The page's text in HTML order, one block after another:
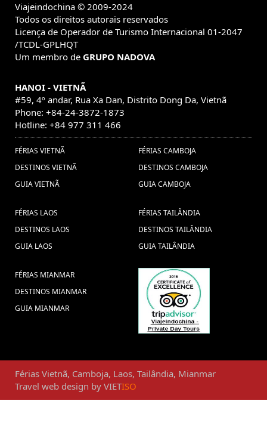
Viajeindochina © 2009-2024
Todos os direitos autorais reservados
Licença de Operador de Turismo Internacional 01-2047
/TCDL-GPLHQT
Um membro de GRUPO NADOVA
HANOI - VIETNÃ
#59, 4º andar, Rua Xa Dan, Distrito Dong Da, Vietnã
Phone: +84-24-3872-1873
Hotline: +84 977 311 466
FÉRIAS VIETNÃ
DESTINOS VIETNÃ
GUIA VIETNÃ
FÉRIAS CAMBOJA
DESTINOS CAMBOJA
GUIA CAMBOJA
FÉRIAS LAOS
DESTINOS LAOS
GUIA LAOS
FÉRIAS TAILÂNDIA
DESTINOS TAILÂNDIA
GUIA TAILÂNDIA
FÉRIAS MIANMAR
DESTINOS MIANMAR
GUIA MIANMAR
Férias Vietnã, Camboja, Laos, Tailândia, Mianmar
Travel web design by VIETISO